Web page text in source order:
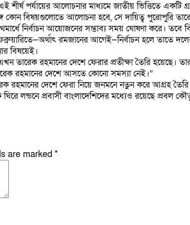
পর্যায়ের আলোচনার মাধ্যমে জাতীয় ভিত্তিতে
কোন বিষয়গুলোতে আলোচনা হবে, সে দায়িত্ব পুরোপুরি
নির্বাচন আয়োজনের সম্ভাব্য সময় ঘোষণা করে।
রমজানের আগেই—নির্বাচন হলে তাতে
বিষয়েই।
তারেক রহমানের দেশে ফেরার প্রতীক্ষা তৈরি
রহমানের দেশে আসতে কোনো সমস্যা নেই।”
দেশে ফেরা নিয়ে জনমনে নতুন করে আগ্রহ তৈরি
লন্ডনে প্রবাসী বাংলাদেশিদের মধ্যেও রয়েছে
are marked *